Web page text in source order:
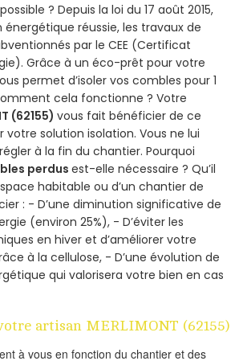
? Depuis la loi du 17 août 2015,
réussie, les travaux de
par le CEE (Certificat
Grâce à un éco-prêt pour votre
permet d’isoler vos combles pour 1
cela fonctionne ? Votre
(62155) vous fait bénéficier de ce
votre solution isolation. Vous ne lui
à la fin du chantier. Pourquoi
perdusest-elle nécessaire ? Qu’il
habitable ou d’un chantier de
: - D’une diminution significative de
(environ 25%), - D’éviter les
en hiver et d’améliorer votre
à la cellulose, - D’une évolution de
qui valorisera votre bien en cas
artisan MERLIMONT (62155)
à vous en fonction du chantier et des